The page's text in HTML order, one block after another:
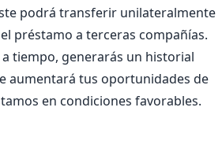
podrá transferir unilateralmente
préstamo a terceras compañías.
tiempo, generarás un historial
aumentará tus oportunidades de
en condiciones favorables.